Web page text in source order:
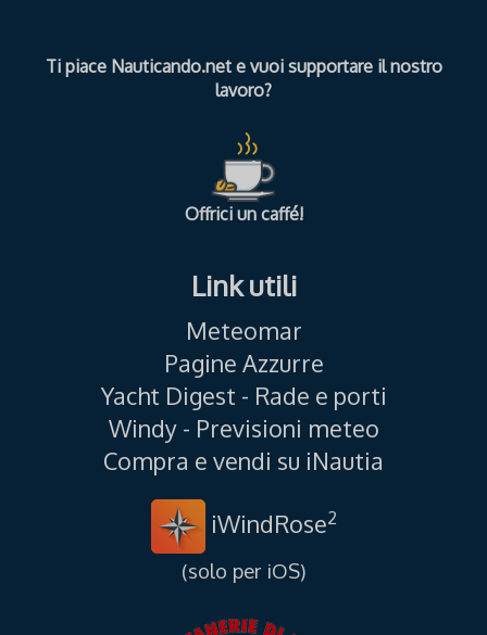
Ti piace Nauticando.net e vuoi supportare il nostro
lavoro?
Offrici un caffé!
Link utili
Meteomar
Pagine Azzurre
Yacht Digest - Rade e porti
Windy - Previsioni meteo
Compra e vendi su iNautia
iWindRose2
(solo per iOS)